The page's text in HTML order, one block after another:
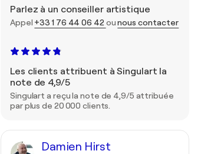
Parlez à un conseiller artistique
Appel +33 1 76 44 06 42 ounous contacter
Les clients attribuent à Singulart la
note de 4,9/5
Singulart a reçu la note de 4,9/5 attribuée
par plus de 20 000 clients.
Damien Hirst